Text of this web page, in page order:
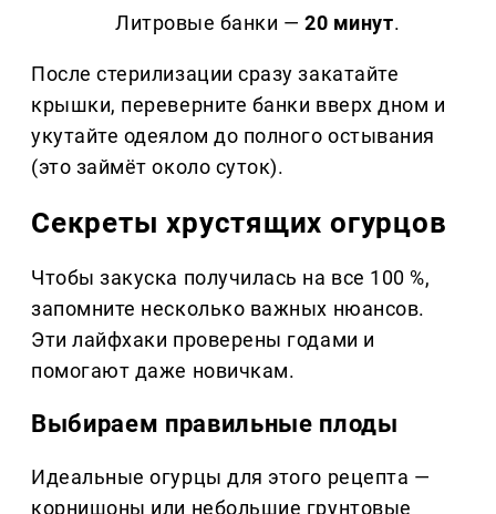
Литровые банки —20 минут.
После стерилизации сразу закатайте
крышки, переверните банки вверх дном и
укутайте одеялом до полного остывания
(это займёт около суток).
Секреты хрустящих огурцов
Чтобы закуска получилась на все 100 %,
запомните несколько важных нюансов.
Эти лайфхаки проверены годами и
помогают даже новичкам.
Выбираем правильные плоды
Идеальные огурцы для этого рецепта —
корнишоны или небольшие грунтовые